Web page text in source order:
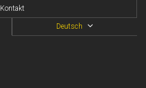
Kontakt
Deutsch